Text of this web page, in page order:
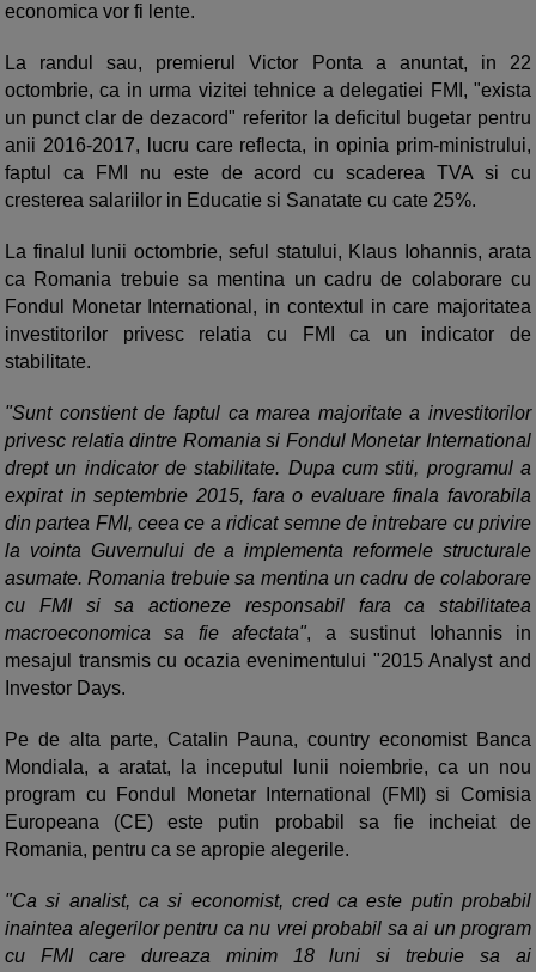
economica vor fi lente.
La randul sau, premierul Victor Ponta a anuntat, in 22
octombrie, ca in urma vizitei tehnice a delegatiei FMI, "exista
un punct clar de dezacord" referitor la deficitul bugetar pentru
anii 2016-2017, lucru care reflecta, in opinia prim-ministrului,
faptul ca FMI nu este de acord cu scaderea TVA si cu
cresterea salariilor in Educatie si Sanatate cu cate 25%.
La finalul lunii octombrie, seful statului, Klaus Iohannis, arata
ca Romania trebuie sa mentina un cadru de colaborare cu
Fondul Monetar International, in contextul in care majoritatea
investitorilor privesc relatia cu FMI ca un indicator de
stabilitate.
"Sunt constient de faptul ca marea majoritate a investitorilor
privesc relatia dintre Romania si Fondul Monetar International
drept un indicator de stabilitate. Dupa cum stiti, programul a
expirat in septembrie 2015, fara o evaluare finala favorabila
din partea FMI, ceea ce a ridicat semne de intrebare cu privire
la vointa Guvernului de a implementa reformele structurale
asumate. Romania trebuie sa mentina un cadru de colaborare
cu FMI si sa actioneze responsabil fara ca stabilitatea
macroeconomica sa fie afectata", a sustinut Iohannis in
mesajul transmis cu ocazia evenimentului "2015 Analyst and
Investor Days.
Pe de alta parte, Catalin Pauna, country economist Banca
Mondiala, a aratat, la inceputul lunii noiembrie, ca un nou
program cu Fondul Monetar International (FMI) si Comisia
Europeana (CE) este putin probabil sa fie incheiat de
Romania, pentru ca se apropie alegerile.
"Ca si analist, ca si economist, cred ca este putin probabil
inaintea alegerilor pentru ca nu vrei probabil sa ai un program
cu FMI care dureaza minim 18 luni si trebuie sa ai